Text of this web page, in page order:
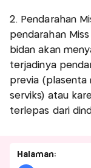
2. Pendarahan
pendarahan
bidan akan
terjadinya
previa (plasenta
serviks) atau
terlepas dari
Halaman: